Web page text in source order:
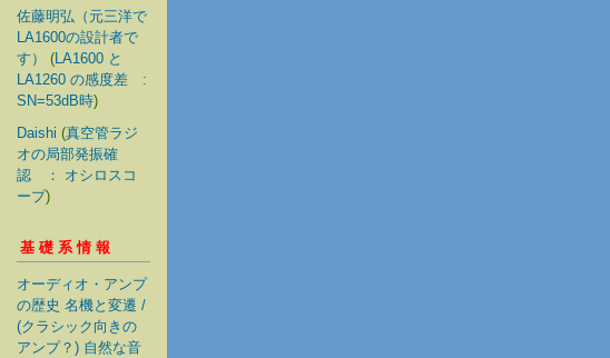
佐藤明弘（元三洋で
LA1600の設計者で
す）
(LA1600 と
LA1260 の感度差 :
SN=53dB時)
Daishi (真空管ラジ
オの局部発振確
認 ： オシロスコ
ープ)
基礎系情報
オーディオ・アンプ
の歴史 名機と変遷 /
(クラシック向きの
アンプ？) 自然な音